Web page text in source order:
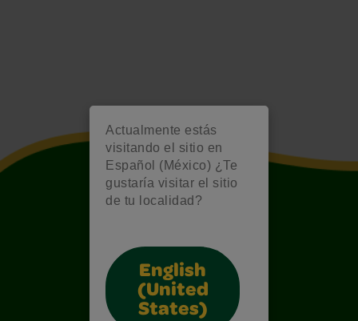
Actualmente estás
visitando el sitio en
Español (México) ¿Te
gustaría visitar el sitio
de tu localidad?
English
(United
States)